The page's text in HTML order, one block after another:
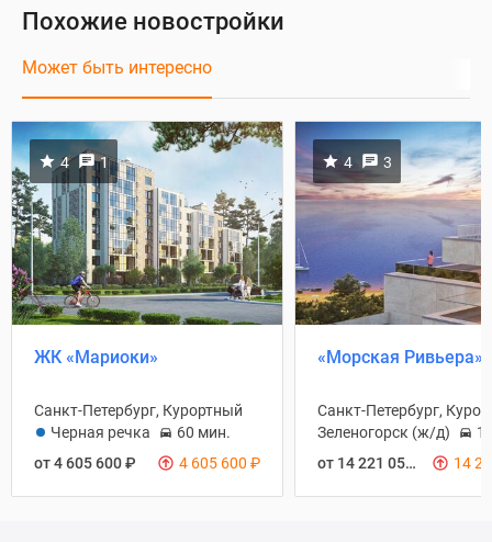
Похожие новостройки
Может быть интересно
4 1
ЖК «Мариоки»
Санкт-Петербург, Курортный
Черная речка
60 мин.
от 4 605 600₽ 4 605 600 ₽
4 3
«Морская Ривьера»
Санкт-Петербург,
Зеленогорск (ж/д)
от 14 221 050
14